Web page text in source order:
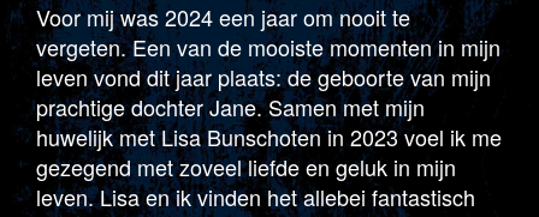
Voor mij was 2024 een jaar om nooit te
vergeten. Een van de mooiste momenten in mijn
leven vond dit jaar plaats: de geboorte van mijn
prachtige dochter Jane. Samen met mijn
huwelijk met Lisa Bunschoten in 2023 voel ik me
gezegend met zoveel liefde en geluk in mijn
leven. Lisa en ik vinden het allebei fantastisch